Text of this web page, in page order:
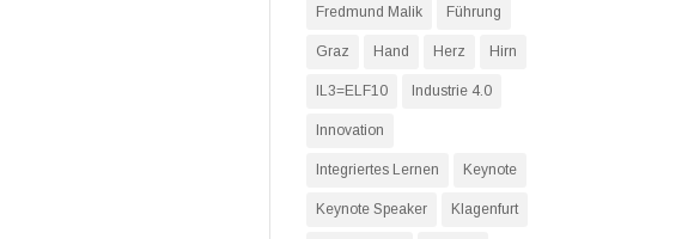
Fredmund Malik Führung
Graz Hand Herz Hirn
IL3=ELF10 Industrie 4.0
Innovation
Integriertes Lernen Keynote
Keynote Speaker Klagenfurt